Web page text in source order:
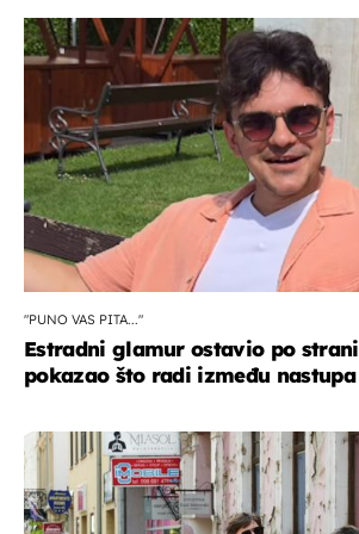
"PUNO VAS PITA..."
Estradni glamur ostavio po
pokazao što radi između nastupa